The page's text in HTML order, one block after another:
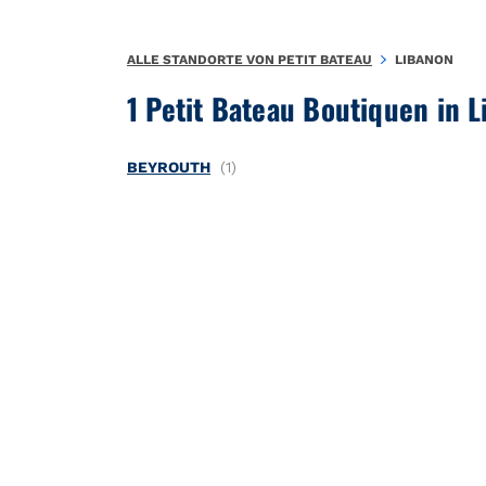
1 Petit Bateau Boutiquen in
BEYROUTH
ALLE STANDORTE VON PETIT BATEAU LIBANON